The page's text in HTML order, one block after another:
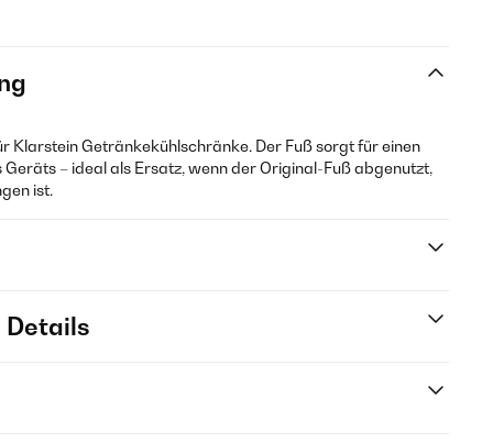
Klarstein Getränkekühlschränke. Der Fuß sorgt für einen
– ideal als Ersatz, wenn der Original-Fuß abgenutzt,
ist.
Details